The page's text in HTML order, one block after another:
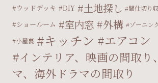
ウッドデッキ
DIY 土地探し 間仕切り
ショールーム 室内窓 外構 ゾーニン
小屋裏
キッチン エアコン
インテリア、映画の間取り
マ、海外ドラマの間取り